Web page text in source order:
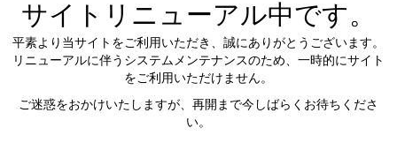
サイトリニューアル中です。
平素より当サイトをご利用いただき、誠にありがとうございます。
リニューアルに伴うシステムメンテナンスのため、一時的にサイト
をご利用いただけません。
ご迷惑をおかけいたしますが、再開まで今しばらくお待ちくださ
い。